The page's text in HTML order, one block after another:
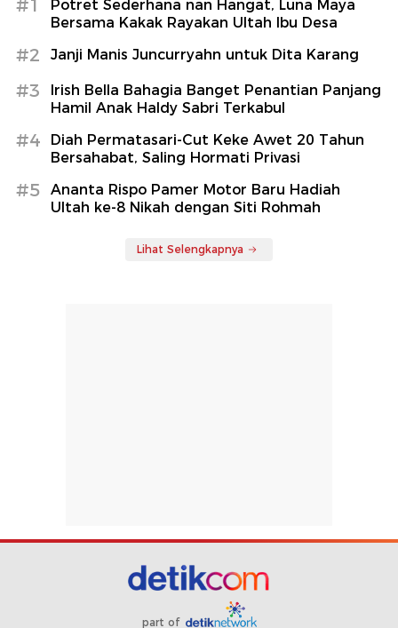
#1
Potret Sederhana nan Hangat, Luna Maya
Bersama Kakak Rayakan Ultah Ibu Desa
#2 Janji Manis Juncurryahn untuk Dita Karang
#3
Irish Bella Bahagia Banget Penantian Panjang
Hamil Anak Haldy Sabri Terkabul
#4
Diah Permatasari-Cut Keke Awet 20 Tahun
Bersahabat, Saling Hormati Privasi
#5
Ananta Rispo Pamer Motor Baru Hadiah
Ultah ke-8 Nikah dengan Siti Rohmah
Lihat Selengkapnya
part of